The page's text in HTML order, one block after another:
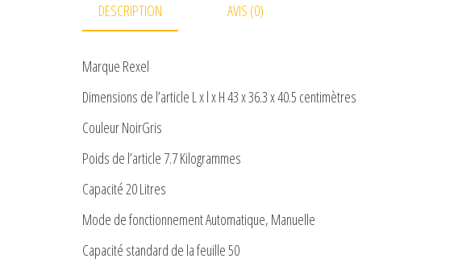
DESCRIPTION AVIS (0)
Marque Rexel
Dimensions de l’article L x l x H 43 x 36.3 x 40.5 centimètres
Couleur NoirGris
Poids de l’article 7.7 Kilogrammes
Capacité 20 Litres
Mode de fonctionnement Automatique, Manuelle
Capacité standard de la feuille 50